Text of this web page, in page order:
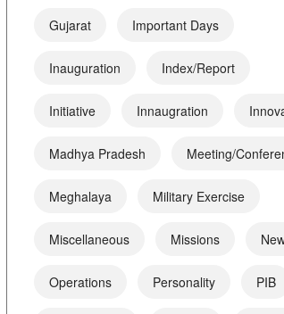
Gujarat Important Days
Inauguration Index/Report
Initiative Innaugration
Madhya Pradesh Meeting/
Meghalaya Military Exercise
Miscellaneous Missions
Operations Personality PIB